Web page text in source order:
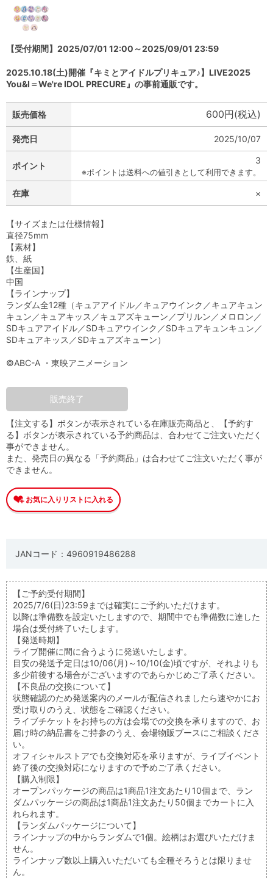
【受付期間】2025/07/01 12:00～2025/09/01 23:59
2025.10.18(土)開催『キミとアイドルプリキュア♪】LIVE2025
You&I＝We're IDOL PRECURE』の事前通販です。
販売価格 600円(税込)
発売日 2025/10/07
ポイント
3
※ポイントは送料への値引きとして利用できます。
在庫 ×
【サイズまたは仕様情報】
直径75mm
【素材】
鉄、紙
【生産国】
中国
【ラインナップ】
ランダム全12種（キュアアイドル／キュアウインク／キュアキュン
キュン／キュアキッス／キュアズキューン／プリルン／メロロン／
SDキュアアイドル／SDキュアウインク／SDキュアキュンキュン／
SDキュアキッス／SDキュアズキューン）
©ABC-A ・東映アニメーション
販売終了
【注文する】ボタンが表示されている在庫販売商品と、【予約す
る】ボタンが表示されている予約商品は、合わせてご注文いただく
事ができません。
また、発売日の異なる「予約商品」は合わせてご注文いただく事が
できません。
JANコード：4960919486288
【ご予約受付期間】
2025/7/6(日)23:59までは確実にご予約いただけます。
以降は準備数を設定いたしますので、期間中でも準備数に達した
場合は受付終了いたします。
【発送時期】
ライブ開催に間に合うように発送いたします。
目安の発送予定日は10/06(月)～10/10(金)頃ですが、それよりも
多少前後する場合がございますのであらかじめご了承ください。
【不良品の交換について】
状態確認のため発送案内のメールが配信されましたら速やかにお
受け取りのうえ、状態をご確認ください。
ライブチケットをお持ちの方は会場での交換を承りますので、お
届け時の納品書をご持参のうえ、会場物販ブースにご相談くださ
い。
オフィシャルストアでも交換対応を承りますが、ライブイベント
終了後の交換対応になりますので予めご了承ください。
【購入制限】
オープンパッケージの商品は1商品1注文あたり10個まで、ラン
ダムパッケージの商品は1商品1注文あたり50個までカートに入
れられます。
【ランダムパッケージについて】
ラインナップの中からランダムで1個。絵柄はお選びいただけま
せん。
ラインナップ数以上購入いただいても全種そろうとは限りませ
ん。